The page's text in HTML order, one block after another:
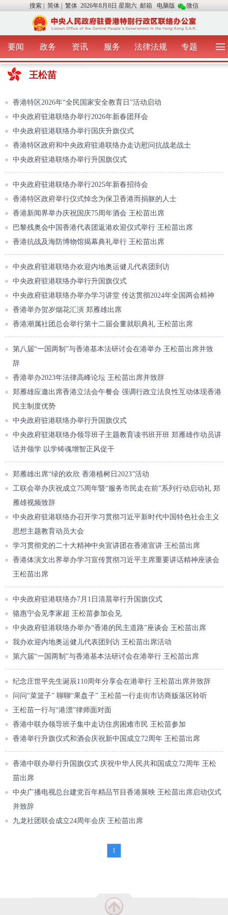
搜索 简体 繁体 2026年8月8日 星期六 邮箱 电脑版 微信
要闻 政务 资讯 服务 法律法规 专题
首 页 图 片 视 频
中央声音
我办动态
办证指引
王松苗
香港特区2026年“全民国家安全教育日”活动启动
中央政府驻港联络办举行2026年新春团拜会
中央政府驻港联络办举行国庆升旗仪式
香港特区政府和中央政府驻港联络办走访慰问抗战老战士
中央政府驻港联络办举行升国旗仪式
中央政府驻港联络办举行2025年新春招待会
香港特区政府举行仪式悼念为保卫香港而捐躯的人士
香港新闻界举办庆祝国庆75周年酒会 王松苗出席
巴黎残奥会中国香港代表团返港欢迎仪式举行 王松苗出席
香港抗战及海防博物馆揭幕典礼举行 王松苗出席
中央政府驻港联络办欢迎内地奥运健儿代表团到访
中央政府驻港联络办举行升国旗仪式
中央政府驻港联络办举办学习讲堂 传达贯彻2024年全国两会精神
香港举办贺岁烟花汇演 郑雁雄出席
香港潮属社团总会举行第十二届会董就职典礼 王松苗出席
第八届“一国两制”与香港基本法研讨会在港举办 王松苗出席并致
辞
香港举办2023年法律高峰论坛 王松苗出席并致辞
郑雁雄应邀出席香港立法会午餐会 强调行政立法良性互动体现香港
民主制度优势
中央政府驻港联络办举行升国旗仪式
中央政府驻港联络办领导班子主题教育读书班开班 郑雁雄作动员讲
话并领学 以学铸魂增智正风促干
郑雁雄出席“绿的欢欣 香港植树日2023”活动
工联会举办庆祝成立75周年暨“服务市民走在前”系列行动启动礼 郑
雁雄视频致辞
中央政府驻港联络办召开学习贯彻习近平新时代中国特色社会主义
思想主题教育动员大会
学习贯彻党的二十大精神中央宣讲团在香港宣讲 王松苗出席
香港体演文出界举办学习宣传贯彻习近平主席重要讲话精神座谈会
王松苗出席
中央政府驻港联络办7月1日清晨举行升国旗仪式
骆惠宁会见李家超 王松苗参加会见
中央政府驻港联络办举办“香港的民主道路”座谈会 王松苗出席
我办欢迎内地奥运健儿代表团到访 王松苗出席活动
第六届“一国两制”与香港基本法研讨会在港举行 王松苗出席
纪念庄世平先生诞辰110周年分享会在港举行 王松苗出席并致辞
问问“菜篮子” 聊聊“果盘子” 王松苗一行走街市访商贩落区聆听
王松苗一行与“港漂”律师面对面
香港中联办领导班子集中走访住房困难市民 王松苗参加
香港举行升旗仪式和酒会庆祝新中国成立72周年 王松苗出席
香港中联办举行升国旗仪式 庆祝中华人民共和国成立72周年 王松
苗出席
中央广播电视总台建党百年精品节目香港展映 王松苗出席启动仪式
并致辞
九龙社团联会成立24周年会庆 王松苗出席
1